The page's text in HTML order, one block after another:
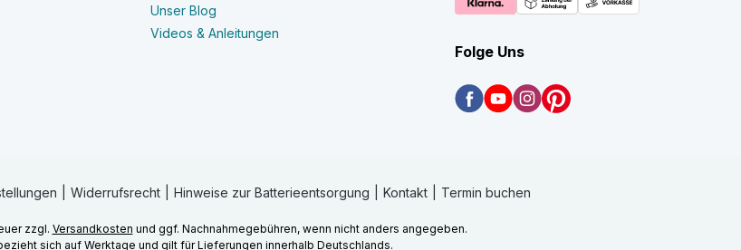
Unser Blog
Videos & Anleitungen
Folge Uns
Widerrufsrecht Hinweise zur Batterieentsorgung Kontakt Termin buchen
zzgl. Versandkosten und ggf. Nachnahmegebühren, wenn nicht anders angegeben.
sich auf Werktage und gilt für Lieferungen innerhalb Deutschlands.